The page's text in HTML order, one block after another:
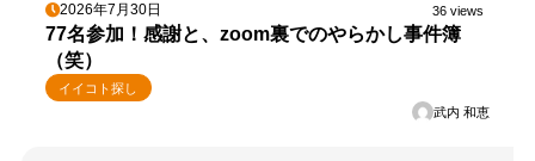
2026年7月30日 36 views
77名参加！感謝と、zoom裏でのやらかし事件簿
（笑）
イイコト探し
武内 和恵